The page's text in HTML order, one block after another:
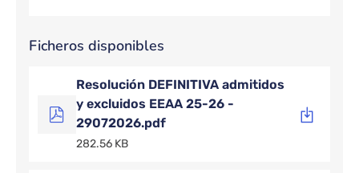
Ficheros disponibles
Resolución DEFINITIVA admitidos
y excluidos EEAA 25-26 -
29072026.pdf
282.56 KB